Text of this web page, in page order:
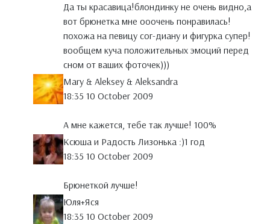
Да ты красавица!блондинку не очень видно,а
вот брюнетка мне ооочень понравилась!
похожа на певицу сог-диану и фигурка супер!
вообщем куча положительных эмоций перед
сном от ваших фоточек)))
Mary & Aleksey & Aleksandra
18:35 10 October 2009
А мне кажется, тебе так лучше! 100%
Ксюша и Радость Лизонька :)1 год
18:35 10 October 2009
Брюнеткой лучше!
Юля+Яся
18:35 10 October 2009